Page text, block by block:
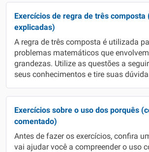
Exercícios de regra de três composta
explicadas)
A regra de três composta é utilizada
problemas matemáticos que
grandezas. Utilize as questões a
seus conhecimentos e tire suas
Exercícios sobre o uso dos porquês
comentado)
Antes de fazer os exercícios, confira
vai ajudar você a compreender o uso